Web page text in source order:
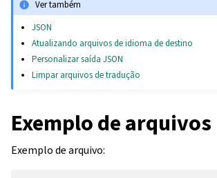
Ver também
JSON
Atualizando arquivos de idioma de destino
Personalizar saída JSON
Limpar arquivos de tradução
Exemplo de arquivos
Exemplo de arquivo: